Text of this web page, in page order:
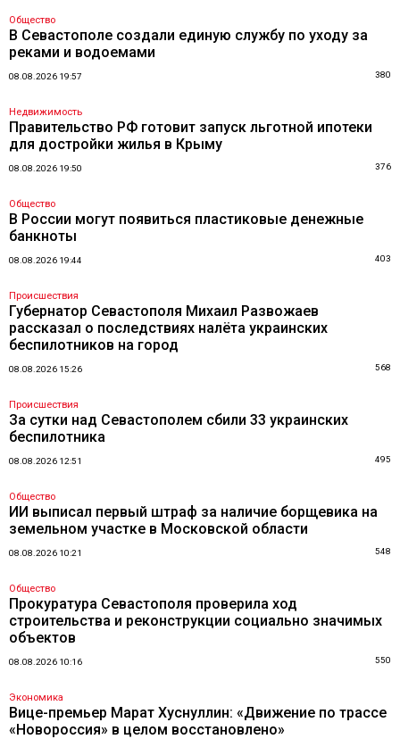
Общество
В Севастополе создали единую службу по уходу за
реками и водоемами
08.08.2026 19:57 380
Недвижимость
Правительство РФ готовит запуск льготной ипотеки
для достройки жилья в Крыму
08.08.2026 19:50 376
Общество
В России могут появиться пластиковые денежные
банкноты
08.08.2026 19:44 403
Происшествия
Губернатор Севастополя Михаил Развожаев
рассказал о последствиях налёта украинских
беспилотников на город
08.08.2026 15:26 568
Происшествия
За сутки над Севастополем сбили 33 украинских
беспилотника
08.08.2026 12:51 495
Общество
ИИ выписал первый штраф за наличие борщевика на
земельном участке в Московской области
08.08.2026 10:21 548
Общество
Прокуратура Севастополя проверила ход
строительства и реконструкции социально значимых
объектов
08.08.2026 10:16 550
Экономика
Вице-премьер Марат Хуснуллин: «Движение по трассе
«Новороссия» в целом восстановлено»